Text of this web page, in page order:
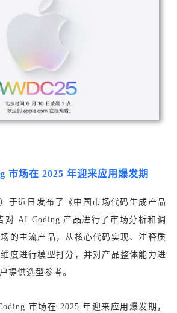
市场在 2025 年迎来应用爆发期
于近日发布了《中国市场代码生成产品
对 AI Coding 产品进行了市场分析和调
的主流产品，从核心代码实现、注释质
度进行模型打分，并对产品整体能力进
提供选型参考。
市场在 2025 年迎来应用爆发期，